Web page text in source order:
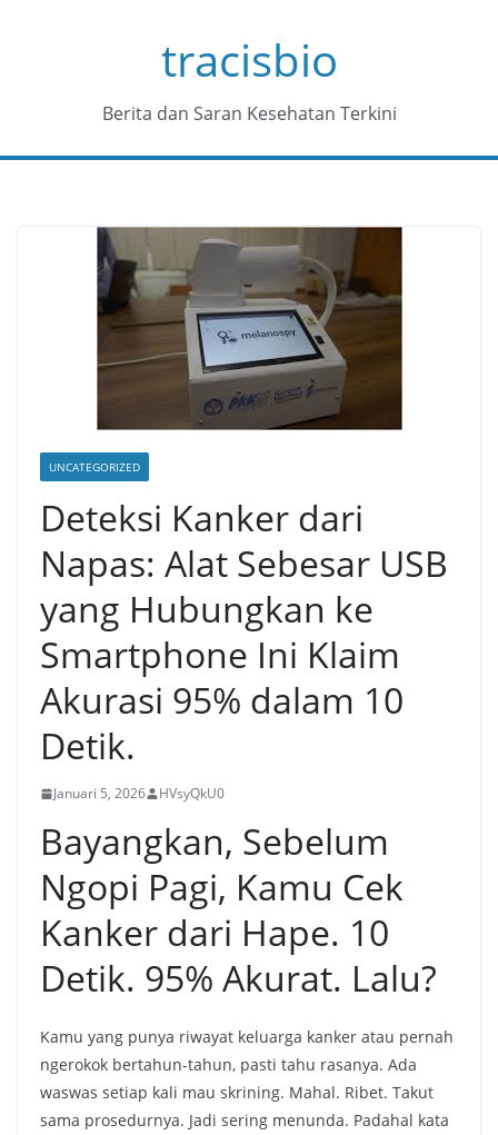
tracisbio
Berita dan Saran Kesehatan Terkini
UNCATEGORIZED
Deteksi Kanker dari
Napas: Alat Sebesar USB
yang Hubungkan ke
Smartphone Ini Klaim
Akurasi 95% dalam 10
Detik.
Januari 5, 2026 HVsyQkU0
Bayangkan, Sebelum
Ngopi Pagi, Kamu Cek
Kanker dari Hape. 10
Detik. 95% Akurat. Lalu?
Kamu yang punya riwayat keluarga kanker atau pernah
ngerokok bertahun-tahun, pasti tahu rasanya. Ada
waswas setiap kali mau skrining. Mahal. Ribet. Takut
sama prosedurnya. Jadi sering menunda. Padahal kata